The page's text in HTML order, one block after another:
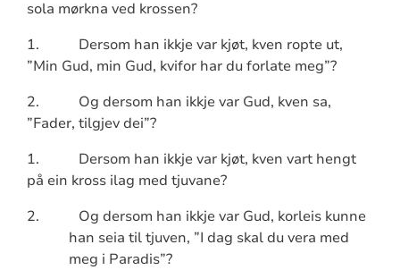
sola mørkna ved krossen?
1.
Dersom han ikkje var kjøt, kven ropte ut,
”Min Gud, min Gud, kvifor har du forlate meg”?
2.
Og dersom han ikkje var Gud, kven sa,
”Fader, tilgjev dei”?
1.
Dersom han ikkje var kjøt, kven vart hengt
på ein kross ilag med tjuvane?
2.
Og dersom han ikkje var Gud, korleis kunne
han seia til tjuven, ”I dag skal du vera med
meg i Paradis”?